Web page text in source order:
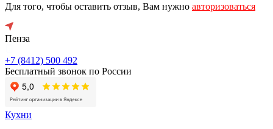
Для того, чтобы оставить отзыв, Вам нужно авторизоваться
Пенза
+7 (8412) 500 492
Бесплатный звонок по России
Кухни